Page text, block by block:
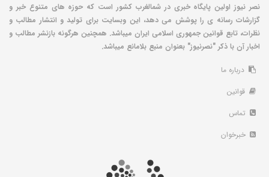
نصر نیوز اولین پایگاه خبری در شمالغرب کشور است که حوزه های متنوع خبر و
گزارشات رسانه ی را پوشش می دهد، این وبسایت برای تولید و انتشار مطالب و
نظرات، تابع قوانین جمهوری اسلامی ایران میباشد. همچنین هرگونه بازنشر مطالب و
اخبار آن با ذکر "نصرنیوز" بعنوان منبع بلامانع میباشد.
درباره ما
قوانین
تماس
خبرخوان